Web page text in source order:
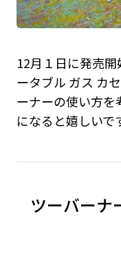
12月１日に発売
ータブル ガス カ
ーナーの使い方を
になると嬉しいで
ツーバーナ